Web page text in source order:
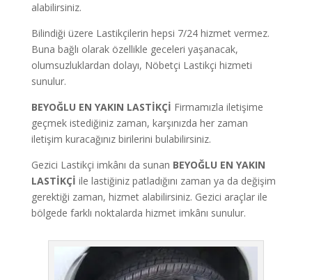
alabilirsiniz.
Bilindiği üzere Lastikçilerin hepsi 7/24 hizmet vermez.
Buna bağlı olarak özellikle geceleri yaşanacak,
olumsuzluklardan dolayı, Nöbetçi Lastikçi hizmeti
sunulur.
BEYOĞLU EN YAKIN LASTİKÇİ Firmamızla iletişime
geçmek istediğiniz zaman, karşınızda her zaman
iletişim kuracağınız birilerini bulabilirsiniz.
Gezici Lastikçi imkânı da sunan BEYOĞLU EN YAKIN
LASTİKÇİ ile lastiğiniz patladığını zaman ya da değişim
gerektiği zaman, hizmet alabilirsiniz. Gezici araçlar ile
bölgede farklı noktalarda hizmet imkânı sunulur.